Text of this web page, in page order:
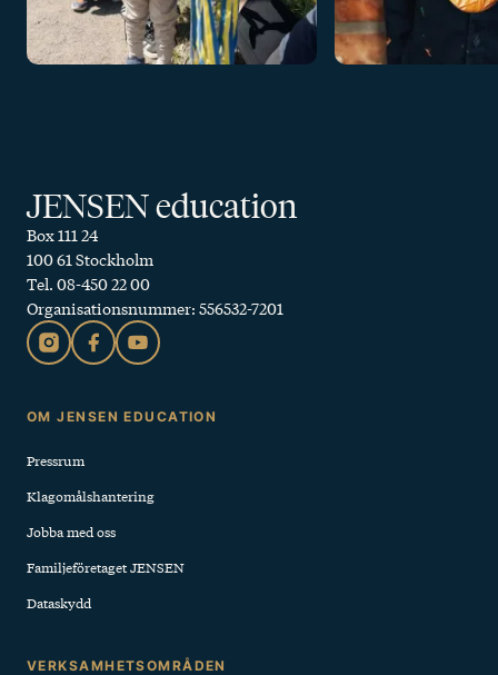
JENSEN education
Box 111 24
100 61 Stockholm
Tel. 08-450 22 00
Organisationsnummer: 556532-7201
Sidfot
OM JENSEN EDUCATION
Pressrum
Klagomålshantering
Jobba med oss
Familjeföretaget JENSEN
Dataskydd
VERKSAMHETSOMRÅDEN